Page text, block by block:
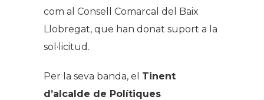
com al Consell Comarcal del Baix
Llobregat, que han donat suport a la
sol·licitud.
Per la seva banda, el Tinent
d’alcalde de Polítiques